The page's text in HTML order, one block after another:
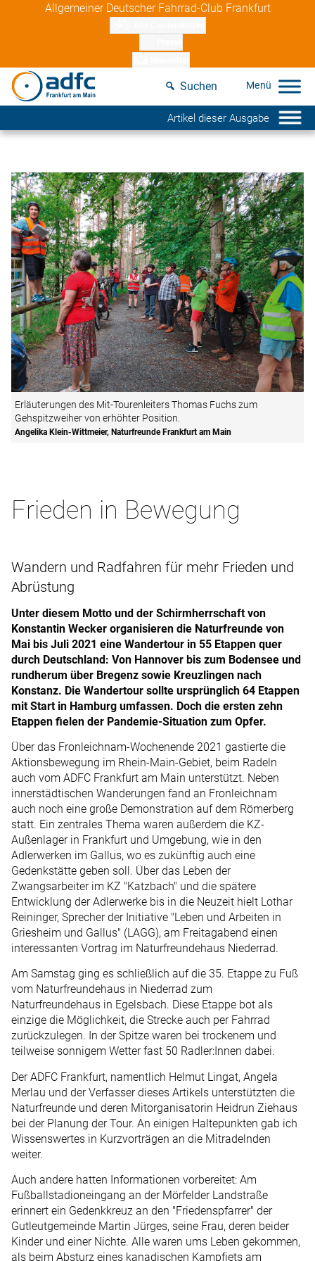
Allgemeiner Deutscher Fahrrad-Club Frankfurt
Suchen
Artikel dieser Ausgabe
Erläuterungen des Mit-Tourenleiters Thomas Fuchs zum
Gehspitzweiher von erhöhter Position.
Angelika Klein-Wittmeier, Naturfreunde Frankfurt am Main
Frieden in Bewegung
Wandern und Radfahren für mehr Frieden und
Abrüstung
Unter diesem Motto und der Schirmherrschaft von
Konstantin Wecker organisieren die Naturfreunde von
Mai bis Juli 2021 eine Wandertour in 55 Etappen quer
durch Deutschland: Von Hannover bis zum Bodensee und
rundherum über Bregenz sowie Kreuzlingen nach
Konstanz. Die Wandertour sollte ursprünglich 64 Etappen
mit Start in Hamburg umfassen. Doch die ersten zehn
Etappen fielen der Pandemie-Situation zum Opfer.
Über das Fronleichnam-Wochenende 2021 gastierte die
Aktionsbewegung im Rhein-Main-Gebiet, beim Radeln
auch vom ADFC Frankfurt am Main unterstützt. Neben
innerstädtischen Wanderungen fand an Fronleichnam
auch noch eine große Demonstration auf dem Römerberg
statt. Ein zentrales Thema waren außerdem die KZ-
Außenlager in Frankfurt und Umgebung, wie in den
Adlerwerken im Gallus, wo es zukünftig auch eine
Gedenkstätte geben soll. Über das Leben der
Zwangsarbeiter im KZ "Katzbach" und die spätere
Entwicklung der Adlerwerke bis in die Neuzeit hielt Lothar
Reininger, Sprecher der Initiative "Leben und Arbeiten in
Griesheim und Gallus" (LAGG), am Freitagabend einen
interessanten Vortrag im Naturfreundehaus Niederrad.
Am Samstag ging es schließlich auf die 35. Etappe zu Fuß
vom Naturfreundehaus in Niederrad zum
Naturfreundehaus in Egelsbach. Diese Etappe bot als
einzige die Möglichkeit, die Strecke auch per Fahrrad
zurückzulegen. In der Spitze waren bei trockenem und
teilweise sonnigem Wetter fast 50 Radler:Innen dabei.
Der ADFC Frankfurt, namentlich Helmut Lingat, Angela
Merlau und der Verfasser dieses Artikels unterstützten die
Naturfreunde und deren Mitorganisatorin Heidrun Ziehaus
bei der Planung der Tour. An einigen Haltepunkten gab ich
Wissenswertes in Kurzvorträgen an die Mitradelnden
weiter.
Auch andere hatten Informationen vorbereitet: Am
Fußballstadioneingang an der Mörfelder Landstraße
erinnert ein Gedenkkreuz an den "Friedenspfarrer" der
Gutleutgemeinde Martin Jürges, seine Frau, deren beider
Kinder und einer Nichte. Alle waren ums Leben gekommen,
als beim Absturz eines kanadischen Kampfjets am